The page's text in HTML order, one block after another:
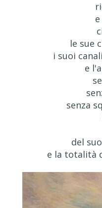
le sue
i suoi
e
senza
del
e la totalità